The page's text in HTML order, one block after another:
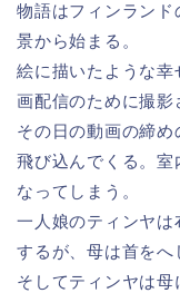
物語はフィンラン
景から始まる。
絵に描いたような
画配信のために撮影
その日の動画の締
飛び込んでくる。室
なってしまう。
一人娘のティンヤは
するが、母は首をへ
そしてティンヤは